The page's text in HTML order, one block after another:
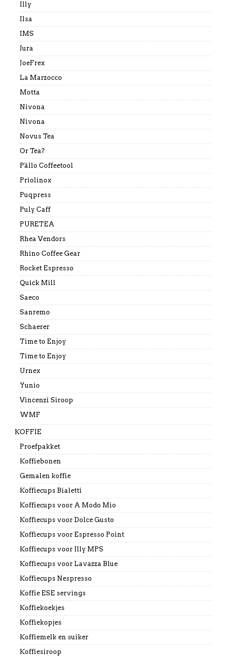
Illy
Ilsa
IMS
Jura
JoeFrex
La Marzocco
Motta
Nivona
Nivona
Novus Tea
Or Tea?
Pällo Coffeetool
Priolinox
Puqpress
Puly Caff
PURETEA
Rhea Vendors
Rhino Coffee Gear
Rocket Espresso
Quick Mill
Saeco
Sanremo
Schaerer
Time to Enjoy
Time to Enjoy
Urnex
Yunio
Vincenzi Siroop
WMF
KOFFIE
Proefpakket
Koffiebonen
Gemalen koffie
Koffiecups Bialetti
Koffiecups voor A Modo Mio
Koffiecups voor Dolce Gusto
Koffiecups voor Espresso Point
Koffiecups voor Illy MPS
Koffiecups voor Lavazza Blue
Koffiecups Nespresso
Koffie ESE servings
Koffiekoekjes
Koffiekopjes
Koffiemelk en suiker
Koffiesiroop